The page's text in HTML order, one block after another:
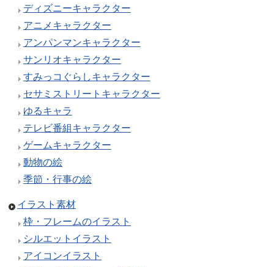
ディズニーキャラクター
アニメキャラクター
アンパンマンキャラクター
サンリオキャラクター
すみっコぐらしキャラクター
セサミストリートキャラクター
ゆるキャラ
テレビ番組キャラクター
ゲームキャラクター
動物の絵
季節・行事の絵
イラスト素材
枠・フレームのイラスト
シルエットイラスト
アイコンイラスト